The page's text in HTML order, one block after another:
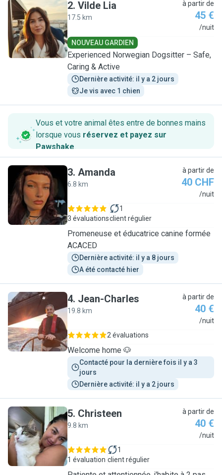
V
2. Vilde Lia
17.5 km
à partir de
45 €
/nuit
NOUVEAU GARDIEN
Experienced Norwegian Dogsitter – Safe,
Caring & Active
Dernière activité: il y a 2 jours
Je vis avec 1 chien
Vous et votre animal êtes entre de bonnes mains
lorsque vous réservez et payez sur
Pawshake.
A
3. Amanda
6.8 km
à partir de
40 CHF
/nuit
3 évaluations
1
client régulier
Promeneuse et éducatrice canine formée
ACACED
Dernière activité: il y a 8 jours
A été contacté hier
J
4. Jean-Charles
19.8 km
à partir de
40 €
/nuit
2 évaluations
Welcome home 🐶
Contacté pour la dernière fois il y a 3
jours
Dernière activité: il y a 2 jours
C
5. Christeen
9.8 km
à partir de
40 €
/nuit
1 évaluation
1
client régulier